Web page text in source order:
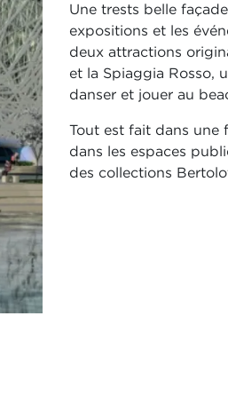
Une trests belle
expositions et les
deux attractions
et la Spiaggia Rosso,
danser et jouer au
Tout est fait dans une
dans les espaces
des collections